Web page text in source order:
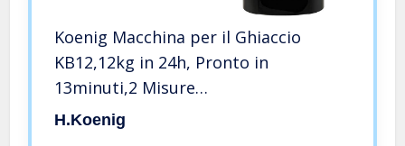
Koenig Macchina per il Ghiaccio
KB12,12kg in 24h, Pronto in
13minuti,2 Misure
Cubetti,Silenzioso,Compatto,Senza
H.koenig